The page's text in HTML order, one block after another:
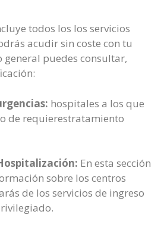
todos los los servicios
acudir sin coste con tu
general puedes consultar,
hospitales a los que
de requierestratamiento
En esta sección
sobre los centros
de los servicios de ingreso